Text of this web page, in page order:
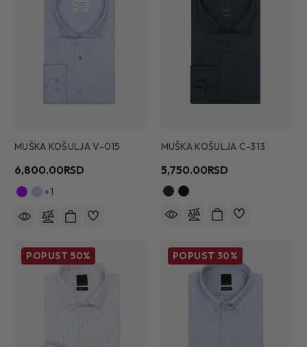
MUŠKA KOŠULJA V-015
6,800.00RSD
+1
MUŠKA KOŠULJA C-313
5,750.00RSD
POPUST50% POPUST 30%